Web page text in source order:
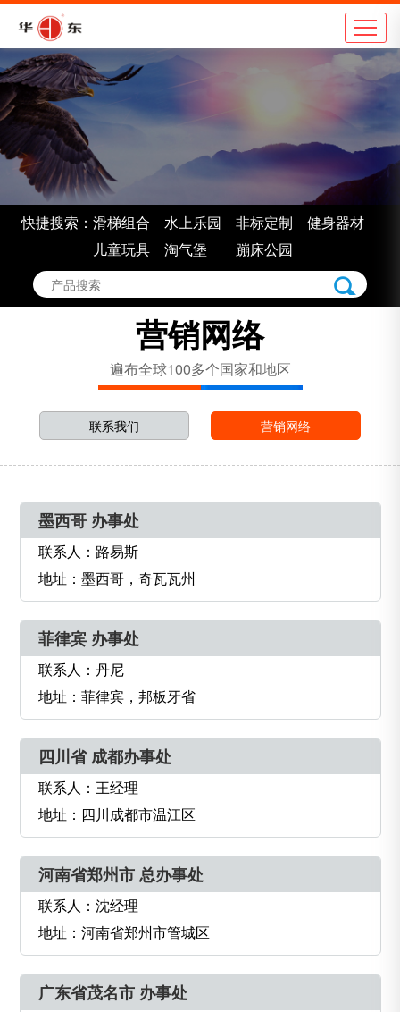
车间展示
企业认证
企业荣誉
学
市
景
快捷搜索： 滑梯组合 水上乐园 非标定制
健身器材
儿童玩具
淘气堡 蹦床公园
营销网络
遍布全球100多个国家和地区
联系我们 营销网络
墨西哥 办事处
联系人：路易斯
地址：墨西哥，奇瓦瓦州
菲律宾 办事处
联系人：丹尼
地址：菲律宾，邦板牙省
四川省 成都办事处
联系人：王经理
地址：四川成都市温江区
河南省郑州市 总办事处
联系人：沈经理
地址：河南省郑州市管城区
广东省茂名市 办事处